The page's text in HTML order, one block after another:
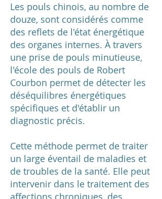
Les pouls chinois, au nombre de
douze, sont considérés comme
des reflets de l'état énergétique
des organes internes. À travers
une prise de pouls minutieuse,
l'école des pouls de Robert
Courbon permet de détecter les
déséquilibres énergétiques
spécifiques et d'établir un
diagnostic précis.
Cette méthode permet de traiter
un large éventail de maladies et
de troubles de la santé. Elle peut
intervenir dans le traitement des
affections chroniques, des